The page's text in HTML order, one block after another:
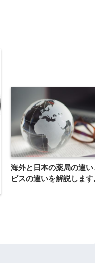
海外と日本の薬局の違
ビスの違いを解説します